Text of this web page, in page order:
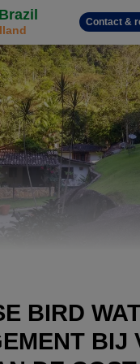
Contact &
BIRD
BIJ